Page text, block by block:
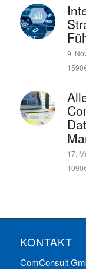
9.
17.
KONTAKT
ComConsult